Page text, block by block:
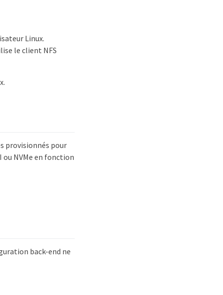
Linux.
le client NFS
provisionnés pour
ou NVMe en fonction
back-end ne